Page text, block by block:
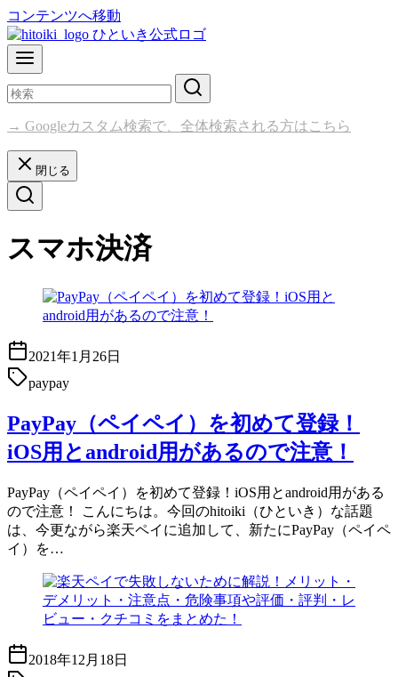
コンテンツへ移動
→ Googleカスタム検索で、全体検索される方はこちら
閉じる
スマホ決済
2021年1月26日
paypay
PayPay（ペイペイ）を初めて登録！
iOS用とandroid用があるので注意！
PayPay（ペイペイ）を初めて登録！iOS用とandroid用がある
ので注意！ こんにちは。今回のhitoiki（ひといき）な話題
は、今更ながら楽天ペイに追加して、新たにPayPay（ペイペ
イ）を…
2018年12月18日